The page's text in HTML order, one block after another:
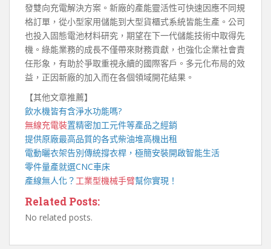
發雙向充電解決方案。新廠的產能靈活性可快速因應不同規
格訂單，從小型家用儲能到大型貨櫃式系統皆能生產。公司
也投入固態電池材料研究，期望在下一代儲能技術中取得先
機。綠能業務的成長不僅帶來財務貢獻，也強化企業社會責
任形象，有助於爭取重視永續的國際客戶。多元化布局的效
益，正因新廠的加入而在各個領域開花結果。
【其他文章推薦】
飲水機皆有含淨水功能嗎?
無線充電裝置精密加工元件等產品之經銷
提供原廠最高品質的各式柴油堆高機出租
電動曬衣架告別傳統撐衣桿，極簡安裝開啟智能生活
零件量產就選CNC車床
產線無人化？ 工業型機械手臂幫你實現！
Related Posts:
No related posts.